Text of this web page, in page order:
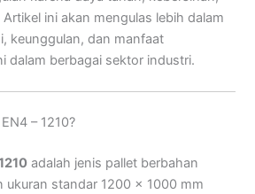
ini akan mengulas lebih dalam
keunggulan, dan manfaat
dalam berbagai sektor industri.
– 1210?
adalah jenis pallet berbahan
ukuran standar 1200 x 1000 mm